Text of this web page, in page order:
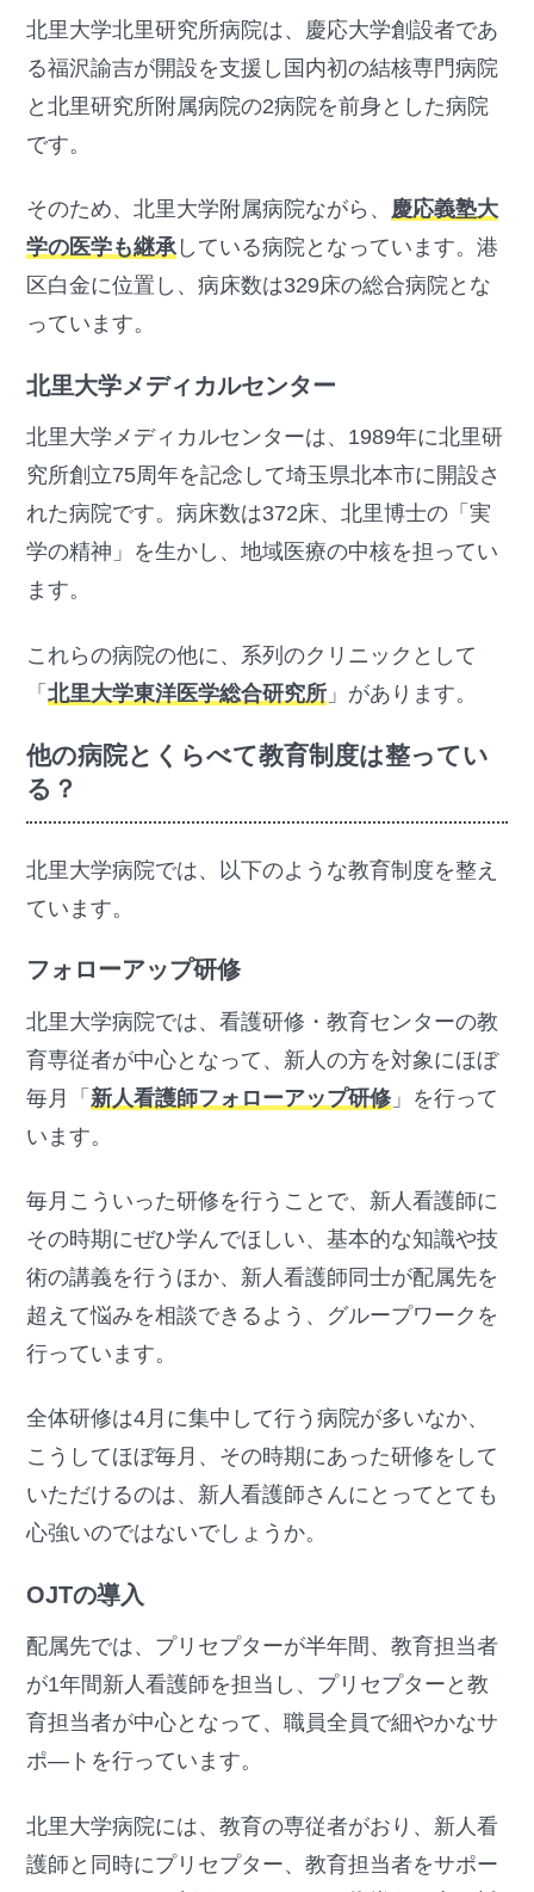
北里大学北里研究所病院は、慶応大学創設者であ
る福沢諭吉が開設を支援し国内初の結核専門病院
と北里研究所附属病院の2病院を前身とした病院
です。
そのため、北里大学附属病院ながら、 慶応義塾大
学の医学も継承している病院となっています。港
区白金に位置し、病床数は329床の総合病院とな
っています。
北里大学メディカルセンター
北里大学メディカルセンターは、1989年に北里研
究所創立75周年を記念して埼玉県北本市に開設さ
れた病院です。病床数は372床、北里博士の「実
学の精神」を生かし、地域医療の中核を担ってい
ます。
これらの病院の他に、系列のクリニックとして
「北里大学東洋医学総合研究所 」があります。
他の病院とくらべて教育制度は整ってい
る？
北里大学病院では、以下のような教育制度を整え
ています。
フォローアップ研修
北里大学病院では、看護研修・教育センターの教
育専従者が中心となって、新人の方を対象にほぼ
毎月「 新人看護師フォローアップ研修」を行って
います。
毎月こういった研修を行うことで、新人看護師に
その時期にぜひ学んでほしい、基本的な知識や技
術の講義を行うほか、新人看護師同士が配属先を
超えて悩みを相談できるよう、グループワークを
行っています。
全体研修は4月に集中して行う病院が多いなか、
こうしてほぼ毎月、その時期にあった研修をして
いただけるのは、新人看護師さんにとってとても
心強いのではないでしょうか。
OJTの導入
配属先では、プリセプターが半年間、教育担当者
が1年間新人看護師を担当し、プリセプターと教
育担当者が中心となって、職員全員で細やかなサ
ポ―トを行っています。
北里大学病院には、教育の専従者がおり、新人看
護師と同時にプリセプター、教育担当者をサポー